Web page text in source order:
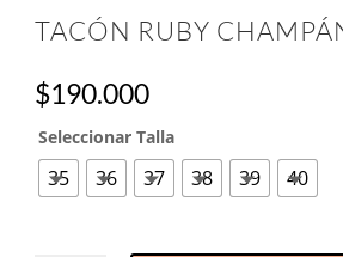
TACÓN RUBY
$190.000
Seleccionar Talla
35 36 37 38 39 40